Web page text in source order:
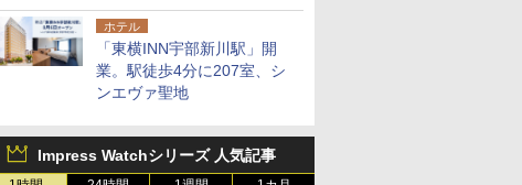
ト含む全270室、ダイニング
も併設
ホテル
「東横INN宇部新川駅」開
業。駅徒歩4分に207室、シ
ンエヴァ聖地
Impress Watchシリーズ 人気記事